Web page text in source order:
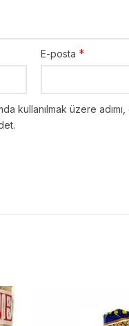
E-posta *
kullanılmak üzere